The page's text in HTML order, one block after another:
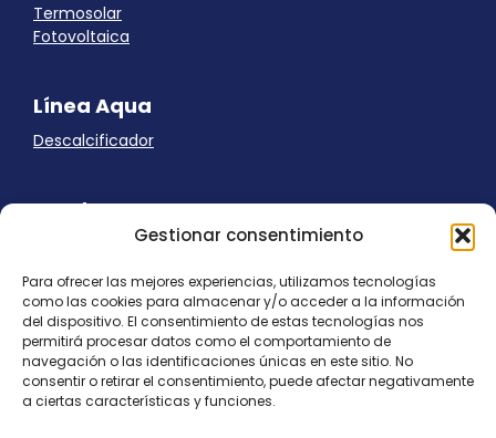
Gestionar consentimiento
Para ofrecer las mejores experiencias, utilizamos tecnologías
como las cookies para almacenar y/o acceder a la información
del dispositivo. El consentimiento de estas tecnologías nos
permitirá procesar datos como el comportamiento de
navegación o las identificaciones únicas en este sitio. No
consentir o retirar el consentimiento, puede afectar negativamente
a ciertas características y funciones.
Termosolar
Fotovoltaica
Línea Aqua
Descalcificador
Ayuda
Panel Cookies
Política de privacidad
contacto@nostresol.com
Canal de Denuncias